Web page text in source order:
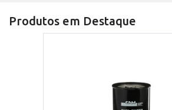
Produtos em Destaque